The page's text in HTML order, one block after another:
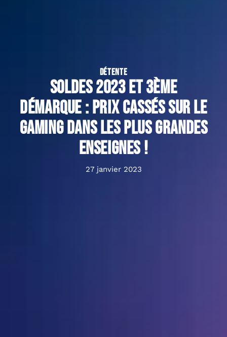
DÉTENTE
Soldes 2023 et 3ème
démarque : prix cassés sur le
gaming dans les plus grandes
enseignes !
27 janvier 2023